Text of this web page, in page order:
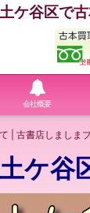
ケ谷区で
会社概要
| 古書店しましま
ケ谷